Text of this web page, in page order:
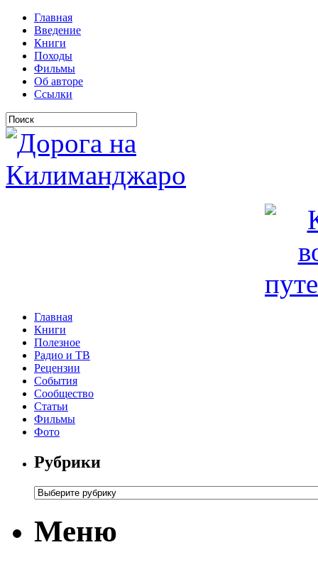
Главная
Введение
Книги
Походы
Фильмы
Об авторе
Ссылки
Главная
Книги
Полезное
Радио и ТВ
Рецензии
События
Сообщество
Статьи
Фильмы
Фото
Рубрики
Меню